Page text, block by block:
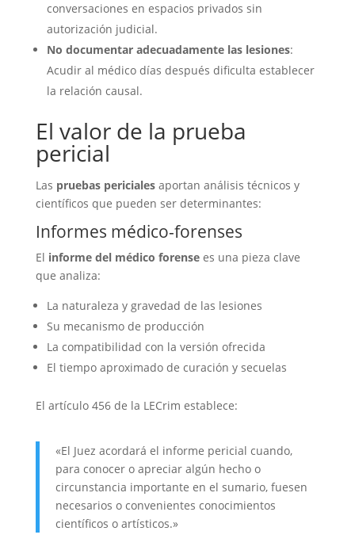
conversaciones en espacios privados sin
autorización judicial.
No documentar adecuadamente las lesiones:
Acudir al médico días después dificulta establecer
la relación causal.
El valor de la prueba
pericial
Las pruebas pericialesaportan análisis técnicos y
científicos que pueden ser determinantes:
Informes médico-forenses
El informe del médico forensees una pieza clave
que analiza:
La naturaleza y gravedad de las lesiones
Su mecanismo de producción
La compatibilidad con la versión ofrecida
El tiempo aproximado de curación y secuelas
El artículo 456 de la LECrim establece:
«El Juez acordará el informe pericial cuando,
para conocer o apreciar algún hecho o
circunstancia importante en el sumario, fuesen
necesarios o convenientes conocimientos
científicos o artísticos.»